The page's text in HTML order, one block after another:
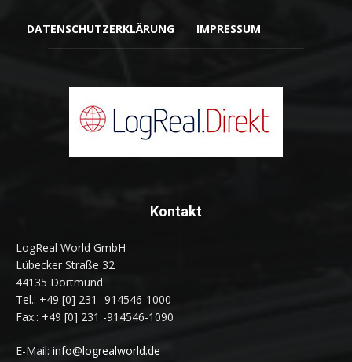
DATENSCHUTZERKLÄRUNG IMPRESSUM
Kontakt
LogReal World GmbH
Lübecker Straße 32
44135 Dortmund
Tel.: +49 [0] 231 -914546-1000
Fax.: +49 [0] 231 -914546-1090
E-Mail: info@logrealworld.de